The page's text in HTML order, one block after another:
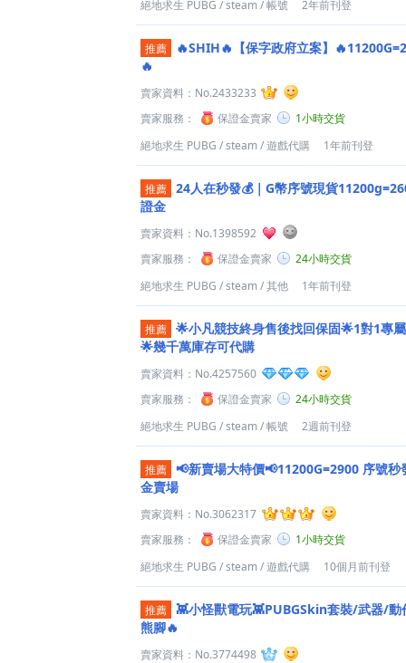
絕地求生 PUBG /steam/帳號 2年前刊登
推薦
🔥SHIH🔥【保字政府立案】
🔥
賣家資料： No.2433233
賣家服務：
保證金賣家
1小時交貨
絕地求生 PUBG /steam/遊戲代購 1年前刊登
推薦 24人在秒發💰｜G幣序號現貨
證金
賣家資料： No.1398592
賣家服務：
保證金賣家
24小時交貨
絕地求生 PUBG /steam/其他 1年前刊登
推薦 🌟小凡競技終身售後找回保固🌟1對1專
🌟幾千萬庫存可代購
賣家資料： No.4257560
賣家服務：
保證金賣家
24小時交貨
絕地求生 PUBG /steam/帳號 2週前刊登
推薦 📢新賣場大特價📢11200G=2900 序號秒
金賣場
賣家資料： No.3062317
賣家服務：
保證金賣家
1小時交貨
絕地求生 PUBG /steam/遊戲代購 10個月前刊登
推薦 👾小怪獸電玩👾PUBGSkin套裝/武器/
熊腳🔥
賣家資料： No.3774498